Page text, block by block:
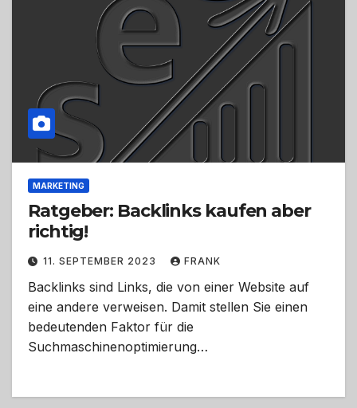
MARKETING
Ratgeber: Backlinks kaufen aber
richtig!
11. SEPTEMBER 2023 FRANK
Backlinks sind Links, die von einer Website auf
eine andere verweisen. Damit stellen Sie einen
bedeutenden Faktor für die
Suchmaschinenoptimierung…